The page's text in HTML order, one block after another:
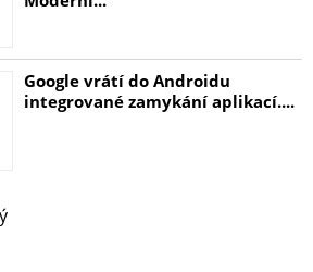
Google vrátí do Androidu
integrované zamykání aplikací....